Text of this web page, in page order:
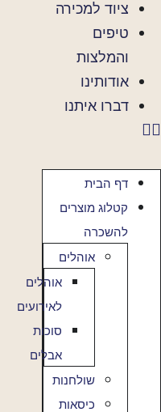
ציוד למכירה
טיפים
והמלצות
אודותינו
דברו איתנו
דף הבית
קטלוג מוצרים
להשכרה
אוהלים
אוהלים
לאירועים
סוכות
אבלים
שולחנות
כיסאות